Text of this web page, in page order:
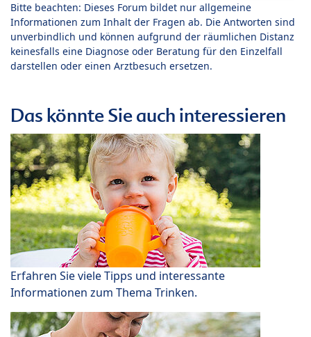
Bitte beachten: Dieses Forum bildet nur allgemeine
Informationen zum Inhalt der Fragen ab. Die Antworten sind
unverbindlich und können aufgrund der räumlichen Distanz
keinesfalls eine Diagnose oder Beratung für den Einzelfall
darstellen oder einen Arztbesuch ersetzen.
Das könnte Sie auch interessieren
Erfahren Sie viele Tipps und interessante
Informationen zum Thema Trinken.